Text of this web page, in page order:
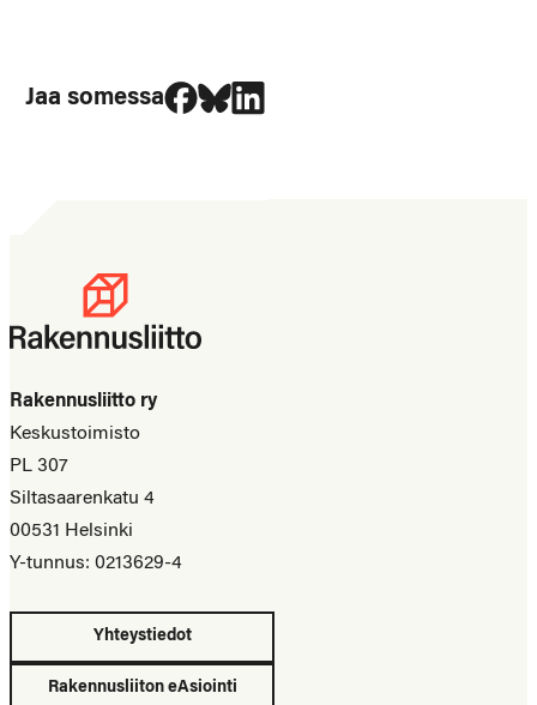
Jaa somessa
Jaa Facebookissa
Jaa Blueskyssa
Jaa LinkedIn:ssä
Rakennusliitto ry
Keskustoimisto
PL 307
Siltasaarenkatu 4
00531 Helsinki
Y-tunnus: 0213629-4
Yhteystiedot
Rakennusliiton eAsiointi